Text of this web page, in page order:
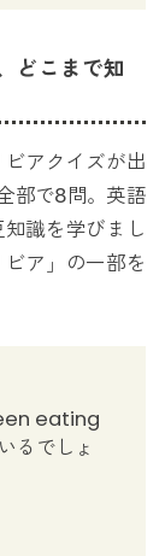
どこまで知
アクイズが出
部で8問。英語
識を学びまし
ア」の一部を
eating
るでしょ